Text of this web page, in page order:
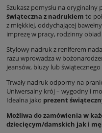
Szukasz pomysłu na oryginalny
świąteczna z nadrukiem to
z miękkiej, oddychającej
imprezę w pracy, rodzinny
Stylowy nadruk z reniferem
razu wprowadza w
jeansów, bluzy lub
Trwały nadruk odporny na
Uniwersalny krój – wygodny i
Idealna jako prezent
Możliwa do zamówienia w
dziecięcym/damskich jak i